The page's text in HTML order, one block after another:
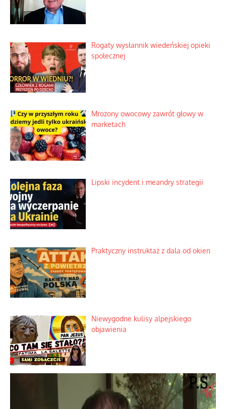
Rogaty wysłannik wiedeńskiej opieki
społecznej
Mrożony owocowy zawrót głowy w
marketach
Lipski incydent i meandry strategii
Praktyczny instruktaż z dala od okien
Niewygodne kulisy alpejskiego
objawienia